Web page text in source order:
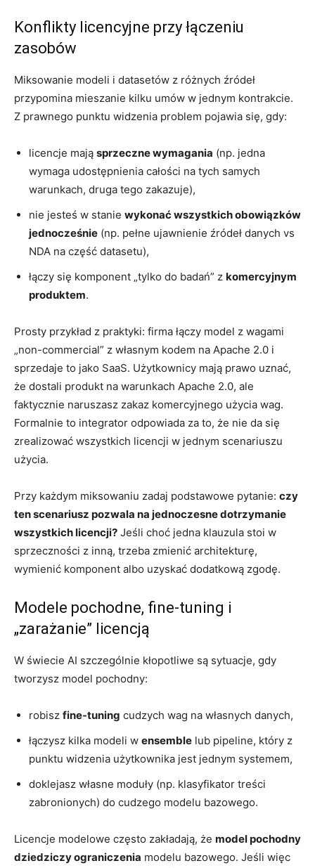
Konflikty licencyjne przy łączeniu
zasobów
Miksowanie modeli i datasetów z różnych źródeł
przypomina mieszanie kilku umów w jednym kontrakcie.
Z prawnego punktu widzenia problem pojawia się, gdy:
licencje mają sprzeczne wymagania (np. jedna
wymaga udostępnienia całości na tych samych
warunkach, druga tego zakazuje),
nie jesteś w stanie wykonać wszystkich obowiązków
jednocześnie (np. pełne ujawnienie źródeł danych vs
NDA na część datasetu),
łączy się komponent „tylko do badań” z komercyjnym
produktem.
Prosty przykład z praktyki: firma łączy model z wagami
„non-commercial” z własnym kodem na Apache 2.0 i
sprzedaje to jako SaaS. Użytkownicy mają prawo uznać,
że dostali produkt na warunkach Apache 2.0, ale
faktycznie naruszasz zakaz komercyjnego użycia wag.
Formalnie to integrator odpowiada za to, że nie da się
zrealizować wszystkich licencji w jednym scenariuszu
użycia.
Przy każdym miksowaniu zadaj podstawowe pytanie: czy
ten scenariusz pozwala na jednoczesne dotrzymanie
wszystkich licencji? Jeśli choć jedna klauzula stoi w
sprzeczności z inną, trzeba zmienić architekturę,
wymienić komponent albo uzyskać dodatkową zgodę.
Modele pochodne, fine-tuning i
„zarażanie” licencją
W świecie AI szczególnie kłopotliwe są sytuacje, gdy
tworzysz model pochodny:
robisz fine-tuning cudzych wag na własnych danych,
łączysz kilka modeli w ensemble lub pipeline, który z
punktu widzenia użytkownika jest jednym systemem,
doklejasz własne moduły (np. klasyfikator treści
zabronionych) do cudzego modelu bazowego.
Licencje modelowe często zakładają, że model pochodny
dziedziczy ograniczenia modelu bazowego. Jeśli więc